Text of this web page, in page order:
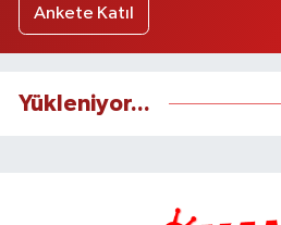
Ankete Katıl
Yükleniyor...